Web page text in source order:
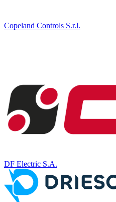
Copeland Controls S.r.l.
DF Electric S.A.